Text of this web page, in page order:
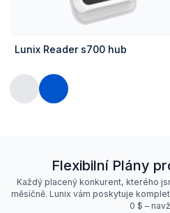
Lunix Reader s700 hub
Flexibilní Plány
Každý placený konkurent, kterého
měsíčně. Lunix vám poskytuje
0 $ –